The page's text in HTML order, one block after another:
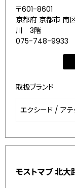
〒601-8601
京都府 京都市 南
川 3階
075-748-9933
取扱ブランド
エクシード / アテ
モストマブ 北大